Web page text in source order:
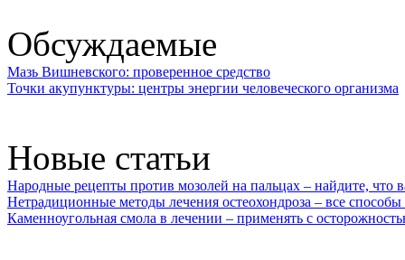
Обсуждаемые
Мазь Вишневского: проверенное средство
Точки акупунктуры: центры энергии человеческого организма
Новые статьи
Народные рецепты против мозолей на пальцах – найдите, что
Нетрадиционные методы лечения остеохондроза – все
Каменноугольная смола в лечении – применять с